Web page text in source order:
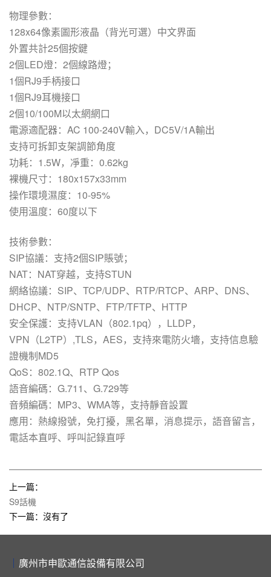
物理參數：
128x64像素圖形液晶（背光可選）中文界面
外置共計25個按鍵
2個LED燈：2個線路燈；
1個RJ9手柄接口
1個RJ9耳機接口
2個10/100M以太網網口
電源適配器：AC 100-240V輸入，DC5V/1A輸出
支持可拆卸支架調節角度
功耗：1.5W，凈重：0.62kg
裸機尺寸：180x157x33mm
操作環境濕度：10-95%
使用溫度：60度以下
技術參數：
SIP協議：支持2個SIP賬號；
NAT：NAT穿越，支持STUN
網絡協議：SIP、TCP/UDP、RTP/RTCP、ARP、DNS、
DHCP、NTP/SNTP、FTP/TFTP、HTTP
安全保護：支持VLAN（802.1pq），LLDP，
VPN（L2TP）,TLS，AES，支持來電防火墻，支持信息驗
證機制MD5
QoS：802.1Q、RTP Qos
語音編碼：G.711、G.729等
音頻編碼：MP3、WMA等，支持靜音設置
應用：熱線撥號，免打擾，黑名單，消息提示，語音留言，
電話本直呼、呼叫記錄直呼
上一篇：
S9話機
下一篇：沒有了
廣州市申歐通信設備有限公司